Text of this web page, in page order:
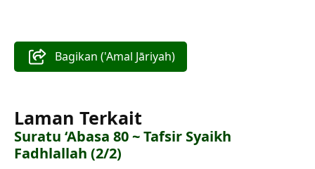
Bagikan ('Amal Jāriyah)
Laman Terkait
Suratu ‘Abasa 80 ~ Tafsir Syaikh
Fadhlallah (2/2)